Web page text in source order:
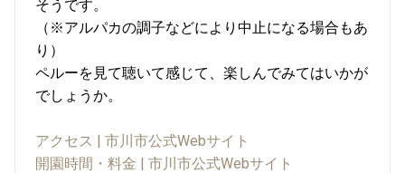
そうです。
（※アルパカの調子などにより中止になる場合もあ
り）
ペルーを見て聴いて感じて、楽しんでみてはいかが
でしょうか。
アクセス | 市川市公式Webサイト
開園時間・料金 | 市川市公式Webサイト